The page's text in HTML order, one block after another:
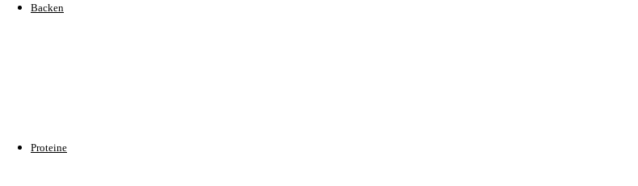
Backen
Proteine